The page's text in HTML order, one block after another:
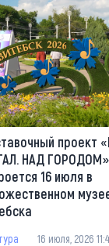
проект
НАД ГОРОДОМ»
16 июля в
16 июля, 2026